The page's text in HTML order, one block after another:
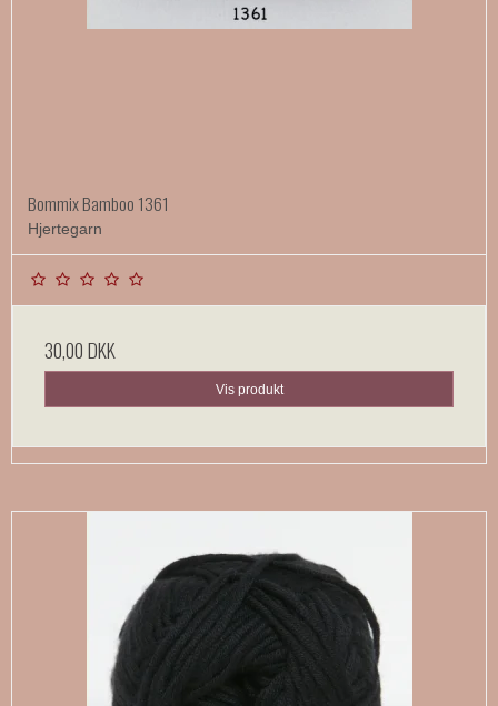
Bommix Bamboo 1361
Hjertegarn
30,00 DKK
Vis produkt